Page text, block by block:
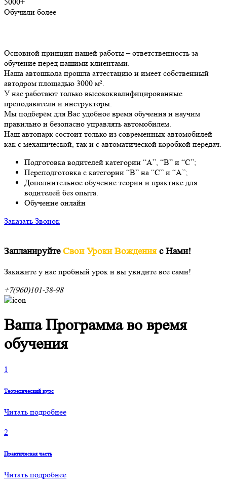
Обучили более
Основной принцип нашей работы – ответственность за
обучение перед нашими клиентами.
Наша автошкола прошла аттестацию и имеет собственный
автодром площадью 3000 м².
У нас работают только высококвалифицированные
преподаватели и инструкторы.
Мы подберём для Вас удобное время обучения и научим
правильно и безопасно управлять автомобилем.
Наш автопарк состоит только из современных автомобилей
как с механической, так и с автоматической коробкой передач.
Подготовка водителей категории “А”, “В” и “С”;
Переподготовка с категории “В” на “С” и “А”;
Дополнительное обучение теории и практике для
водителей без опыта.
Обучение онлайн
Заказать Звонок
ЗапланируйтеСвои Уроки Вождения с Нами!
Закажите у нас пробный урок и вы увидите все сами!
+7(960)101-38-98
Ваша Программа во время
обучения
1
Теоретический курс
Читать подробнее
2
Практическая часть
Читать подробнее